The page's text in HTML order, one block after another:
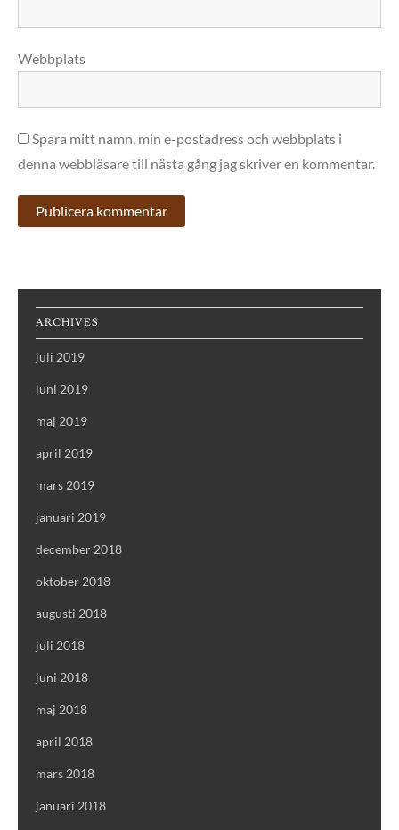
Webbplats
Spara mitt namn, min e-postadress och webbplats i
denna webbläsare till nästa gång jag skriver en kommentar.
ARCHIVES
juli 2019
juni 2019
maj 2019
april 2019
mars 2019
januari 2019
december 2018
oktober 2018
augusti 2018
juli 2018
juni 2018
maj 2018
april 2018
mars 2018
januari 2018